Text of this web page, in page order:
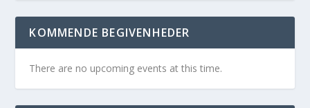
KOMMENDE BEGIVENHEDER
There are no upcoming events at this time.